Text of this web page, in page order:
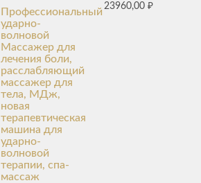
Профессиональный
ударно-
волновой
Массажер для
лечения боли,
расслабляющий
массажер для
тела, МДж,
новая
терапевтическая
машина для
ударно-
волновой
терапии, спа-
массаж
23960,00₽